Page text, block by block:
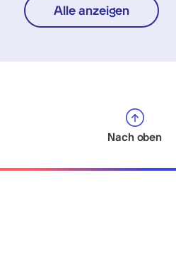
Alle anzeigen
Nach oben